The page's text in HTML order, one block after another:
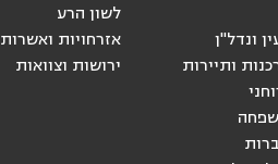
ונדל"ן
ותיירות
לשון הרע
אזרחויות ואשרות
ירושות וצוואות